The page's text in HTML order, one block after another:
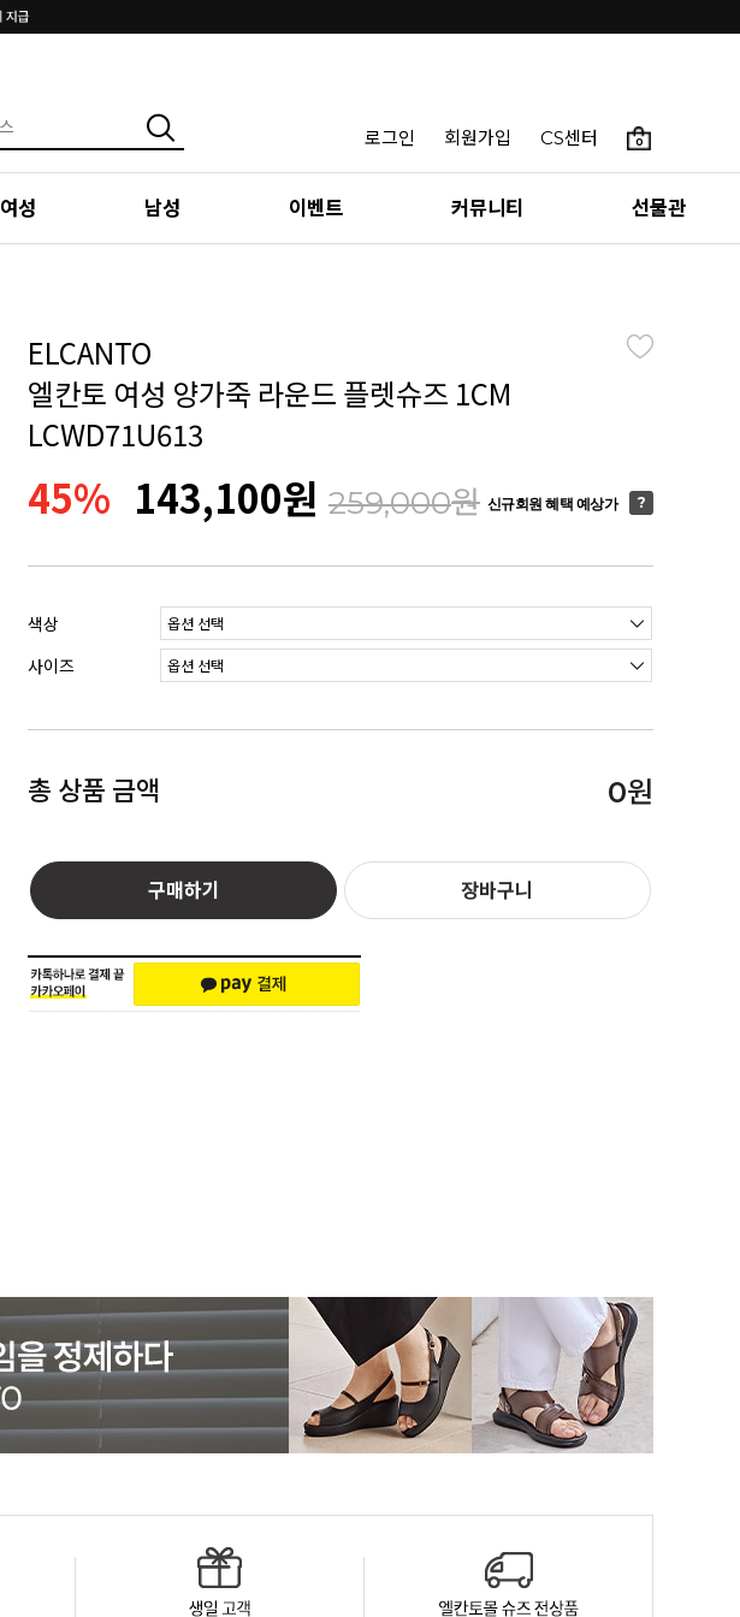
로그인 회원가입 CS센터 0
여성 남성 이벤트 커뮤니티 선물관
ELCANTO
엘칸토 여성 양가죽 라운드 플렛슈즈 1CM
LCWD71U613
45% 143,100원 259,000원 신규회원 혜택 예상가
색상
사이즈
총 상품 금액 0원
구매하기 장바구니